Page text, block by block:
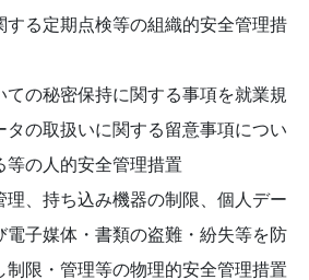
する定期点検等の組織的安全管理措
の秘密保持に関する事項を就業規
タの取扱いに関する留意事項につい
等の人的安全管理措置
、持ち込み機器の制限、個人デー
電子媒体・書類の盗難・紛失等を防
制限・管理等の物理的安全管理措置